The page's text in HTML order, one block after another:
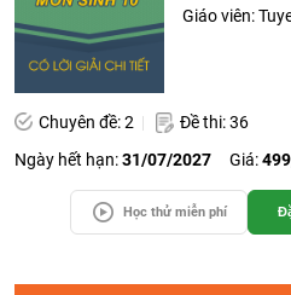
Giáo viên:
Chuyên đề: 2
Đề thi: 36
Ngày hết hạn:31/07/2027 Giá:
Học thử miễn phí